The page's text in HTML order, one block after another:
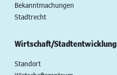
Bekanntmachungen
Stadtrecht
Wirtschaft/Stadtentwicklung
Standort